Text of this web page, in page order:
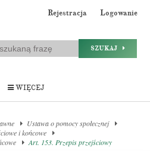
Rejestracja Logowanie
SZUKAJ
WIĘCEJ
Ustawa o pomocy społecznej
i końcowe
Art. 153. Przepis przejściowy